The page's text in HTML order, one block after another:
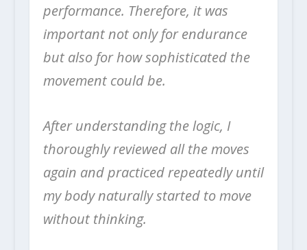
performance. Therefore, it was
important not only for endurance
but also for how sophisticated the
movement could be.
After understanding the logic, I
thoroughly reviewed all the moves
again and practiced repeatedly until
my body naturally started to move
without thinking.